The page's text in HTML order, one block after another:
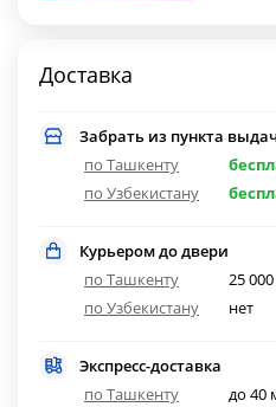
Доставка
Забрать из пункта
по Ташкенту
по Узбекистану
Курьером до двери
по Ташкенту
25
по Узбекистану
нет
Экспресс-доставка
по Ташкенту
до 40